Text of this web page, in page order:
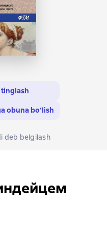
obuna bo‘lish
deb belgilash